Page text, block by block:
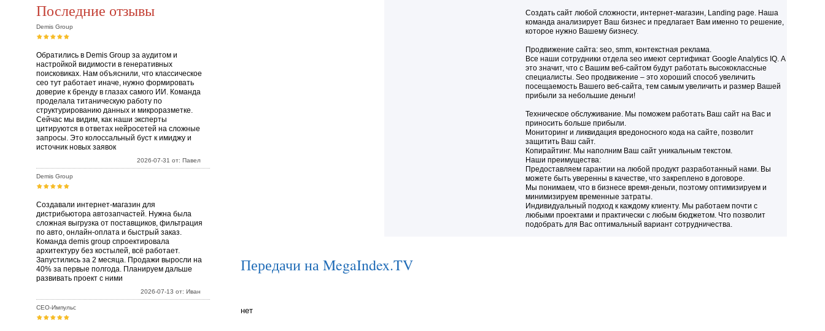
Последние отзывы
Demis Group
Обратились в Demis Group за аудитом и
настройкой видимости в генеративных
поисковиках. Нам объяснили, что классическое
сео тут работает иначе, нужно формировать
доверие к бренду в глазах самого ИИ. Команда
проделала титаническую работу по
структурированию данных и микроразметке.
Сейчас мы видим, как наши эксперты
цитируются в ответах нейросетей на сложные
запросы. Это колоссальный буст к имиджу и
источник новых заявок
2026-07-31 от: Павел
Demis Group
Создавали интернет-магазин для
дистрибьютора автозапчастей. Нужна была
сложная выгрузка от поставщиков, фильтрация
по авто, онлайн-оплата и быстрый заказ.
Команда demis group спроектировала
архитектуру без костылей, всё работает.
Запустились за 2 месяца. Продажи выросли на
40% за первые полгода. Планируем дальше
развивать проект с ними
2026-07-13 от: Иван
СЕО-Импульс
Создать сайт любой сложности, интернет-магазин, Landing page. Наша
команда анализирует Ваш бизнес и предлагает Вам именно то решение,
которое нужно Вашему бизнесу.
Продвижение сайта: seo, smm, контекстная реклама.
Все наши сотрудники отдела seo имеют сертификат Google Analytics IQ. А
это значит, что с Вашим веб-сайтом будут работать высококлассные
специалисты. Seo продвижение – это хороший способ увеличить
посещаемость Вашего веб-сайта, тем самым увеличить и размер Вашей
прибыли за небольшие деньги!
Техническое обслуживание. Мы поможем работать Ваш сайт на Вас и
приносить больше прибыли.
Мониторинг и ликвидация вредоносного кода на сайте, позволит
защитить Ваш сайт.
Копирайтинг. Мы наполним Ваш сайт уникальным текстом.
Наши преимущества:
Предоставляем гарантии на любой продукт разработанный нами. Вы
можете быть уверенны в качестве, что закреплено в договоре.
Мы понимаем, что в бизнесе время-деньги, поэтому оптимизируем и
минимизируем временные затраты.
Индивидуальный подход к каждому клиенту. Мы работаем почти с
любыми проектами и практически с любым бюджетом. Что позволит
подобрать для Вас оптимальный вариант сотрудничества.
Передачи на MegaIndex.TV
нет